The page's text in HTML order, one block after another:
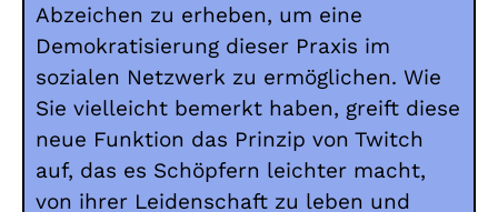
Abzeichen zu erheben, um eine
Demokratisierung dieser Praxis im
sozialen Netzwerk zu ermöglichen. Wie
Sie vielleicht bemerkt haben, greift diese
neue Funktion das Prinzip von Twitch
auf, das es Schöpfern leichter macht,
von ihrer Leidenschaft zu leben und